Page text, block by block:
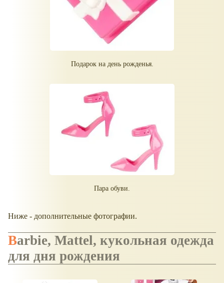
Подарок на день рожденья.
Пара обуви.
Ниже - дополнительные фотографии.
Barbie, Mattel, кукольная одежда
для дня рождения